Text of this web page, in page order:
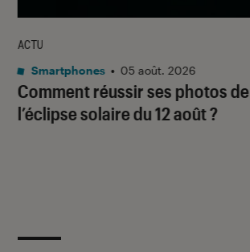
Comment réussir ses photos de
l’éclipse solaire du 12 août ?
ACTU
Smartphones • 05 août. 2026